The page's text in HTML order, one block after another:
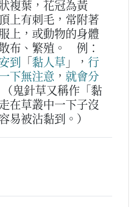
複葉，花冠為黃
上有刺毛，常附著
上，或動物的身體
布、繁殖。
例：
到 「黏人草」， 行
下無注意 ， 就會分
（鬼針草又稱作「黏
在草叢中一下子沒
易被沾黏到。）